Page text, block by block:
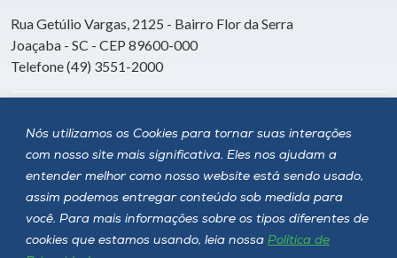
Nós utilizamos os Cookies para tornar suas interações
com nosso site mais significativa. Eles nos ajudam a
entender melhor como nosso website está sendo usado,
assim podemos entregar conteúdo sob medida para
você. Para mais informações sobre os tipos diferentes de
cookies que estamos usando, leia nossa Política de
Rua Getúlio Vargas, 2125 - Bairro Flor da Serra
Joaçaba - SC - CEP 89600-000
Telefone (49) 3551-2000
Siga a Unoesc